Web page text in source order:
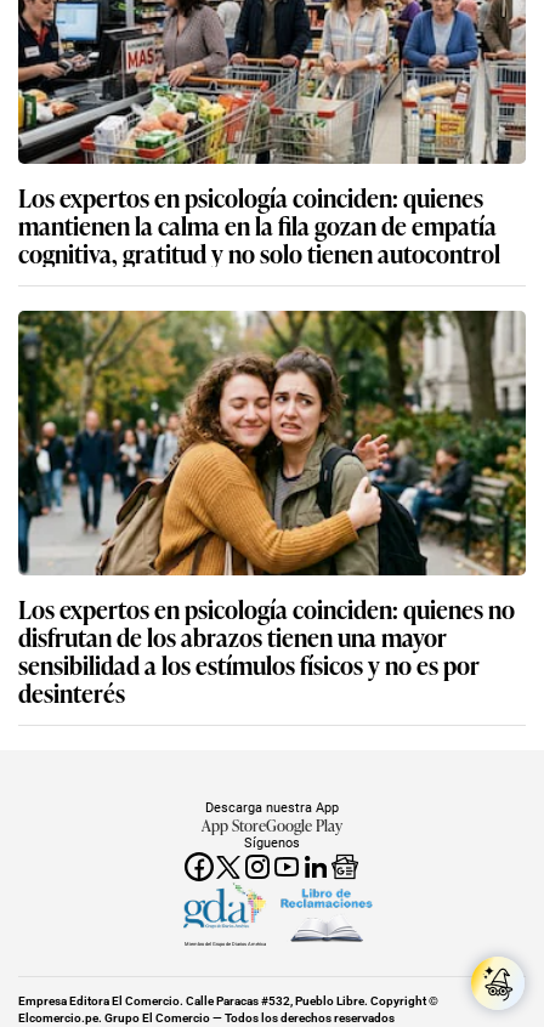
Los expertos en psicología coinciden: quienes
mantienen la calma en la fila gozan de empatía
cognitiva, gratitud y no solo tienen autocontrol
Los expertos en psicología coinciden: quienes no
disfrutan de los abrazos tienen una mayor
sensibilidad a los estímulos físicos y no es por
desinterés
Síguenos
Descarga nuestra App
App StoreGoogle Play
Miembro del Grupo de Diarios América
Empresa Editora El Comercio. Calle Paracas #532, Pueblo Libre. Copyright ©
Elcomercio.pe. Grupo El Comercio — Todos los derechos reservados